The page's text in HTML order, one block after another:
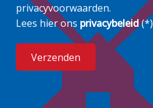
privacyvoorwaarden.
Lees hier ons privacybeleid(*)